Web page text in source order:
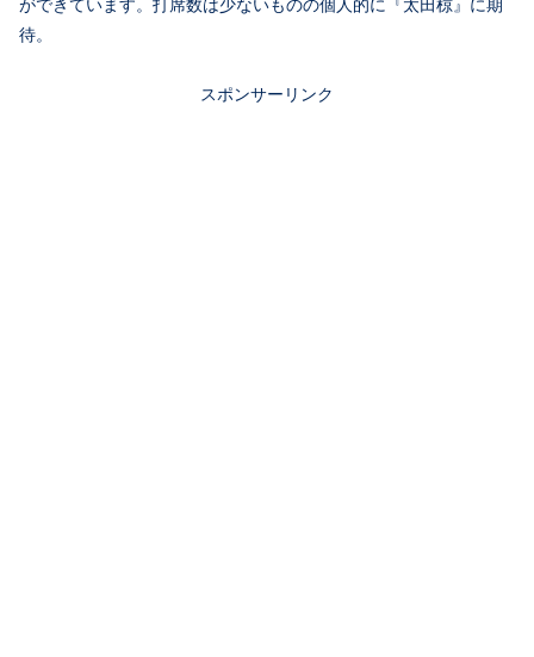
ができています。打席数は少ないものの個人的に『太田椋』に期
待。
スポンサーリンク